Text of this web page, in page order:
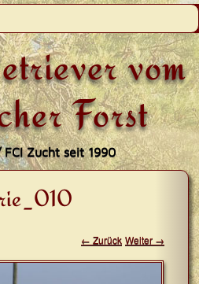
vom
Forst
FCI Zucht seit 1990
← Zurück Weiter →